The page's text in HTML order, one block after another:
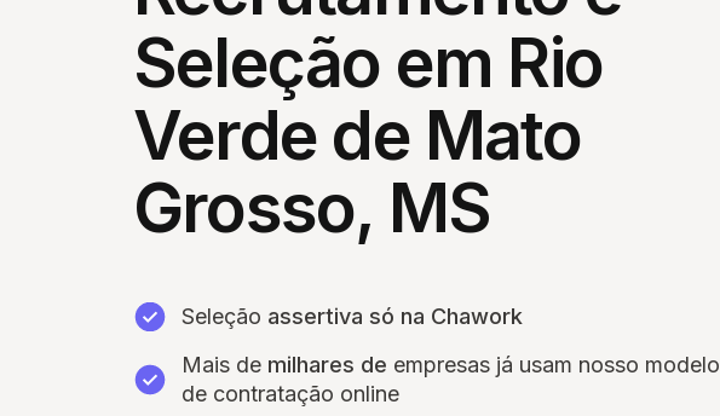
Seleção em Rio
Verde de Mato
Grosso, MS
Seleção assertiva só na Chawork
Mais de milhares de empresas já usam nosso modelo
de contratação online